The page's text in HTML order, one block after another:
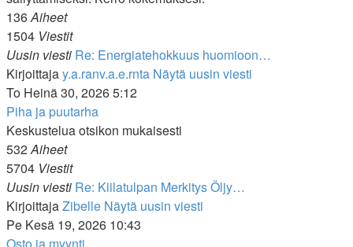
136Aiheet
1504 Viestit
Uusin viesti Re: Energiatehokkuus huomioon…
Kirjoittajay.a.ranv.a.e.rnta Näytä uusin viesti
To Heinä 30, 2026 5:12
Piha ja puutarha
Keskustelua otsikon mukaisesti
532Aiheet
5704 Viestit
Uusin viesti Re: Kiilatulpan Merkitys Öljy…
KirjoittajaZibelle Näytä uusin viesti
Pe Kesä 19, 2026 10:43